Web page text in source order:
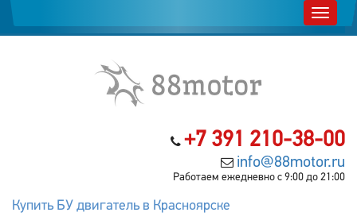
+7 391 210-38-00
info@88motor.ru
Работаем ежедневно с 9:00 до 21:00
Купить БУ двигатель в Красноярске